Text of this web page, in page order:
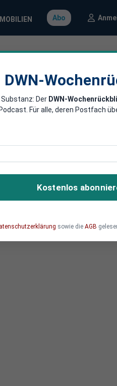
Abo
bei der Vertreter
Tier- und
über
Folgen haben.
DWN-
Der DWN-
Für alle, deren Postfach
Kostenlos
sowie die AGB